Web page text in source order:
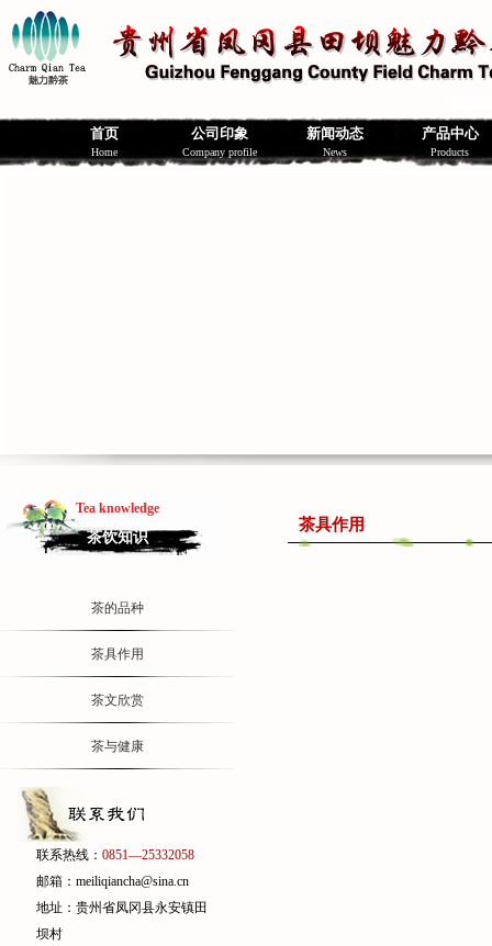
首页
Home
公司印象
Company profile
新闻动态
News
产品中心
Products
Tea knowledge
茶饮知识
茶的品种
茶具作用
茶文欣赏
茶与健康
联系热线： 0851—25332058
邮箱：meiliqiancha@sina.cn
地址：贵州省凤冈县永安镇田
坝村
茶具作用